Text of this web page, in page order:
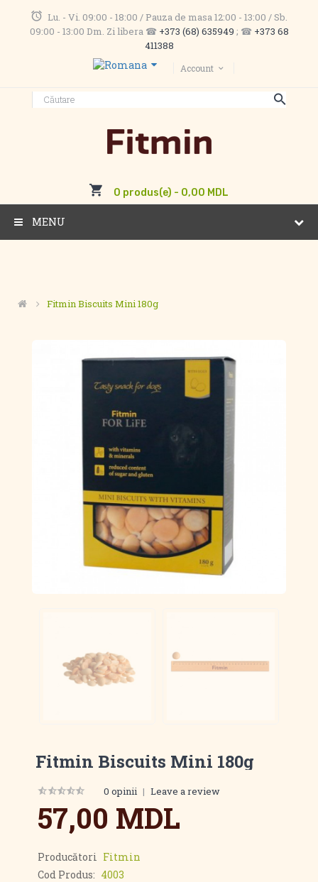
Lu. - Vi. 09:00 - 18:00 / Pauza de masa 12:00 - 13:00 / Sb.
09:00 - 13:00 Dm. Zi libera ☎ +373 (68) 635949 ; ☎ +373 68
411388
Account
0 produs(e) - 0,00 MDL
MENU
Fitmin Biscuits Mini 180g
Fitmin Biscuits Mini 180g
0 opinii | Leave a review
57,00 MDL
Producători Fitmin
Cod Produs: 4003